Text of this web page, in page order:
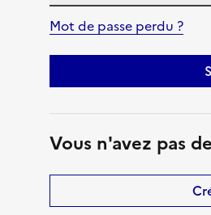
Mot de passe perdu ?
Vous n'avez pas